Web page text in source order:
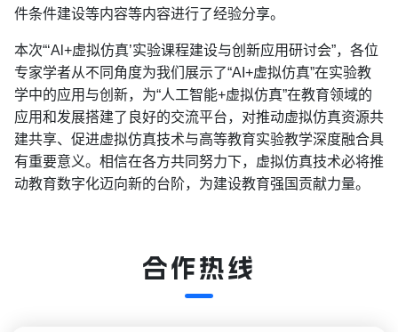
件条件建设等内容等内容进行了经验分享。
本次“‘Al+虚拟仿真’实验课程建设与创新应用研讨会”，各位
专家学者从不同角度为我们展示了“AI+虚拟仿真”在实验教
学中的应用与创新，为“人工智能+虚拟仿真”在教育领域的
应用和发展搭建了良好的交流平台，对推动虚拟仿真资源共
建共享、促进虚拟仿真技术与高等教育实验教学深度融合具
有重要意义。相信在各方共同努力下，虚拟仿真技术必将推
动教育数字化迈向新的台阶，为建设教育强国贡献力量。
合作热线